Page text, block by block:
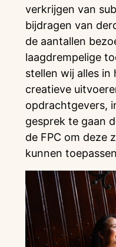
verkrijgen van
bijdragen van
de aantallen
laagdrempelige
stellen wij alles in
creatieve
opdrachtgevers,
gesprek te gaan
de FPC om deze
kunnen